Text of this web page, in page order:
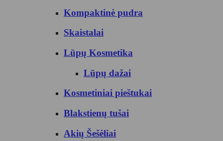
Kompaktinė pudra
Skaistalai
Lūpų Kosmetika
Lūpų dažai
Kosmetiniai pieštukai
Blakstienų tušai
Akių Šešėliai